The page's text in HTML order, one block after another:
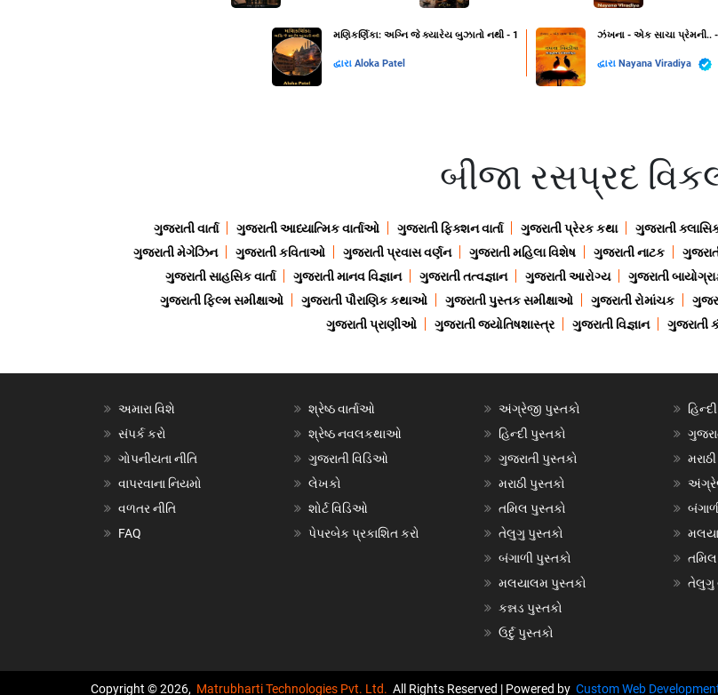
મણિકર્ણિકા: અગ્નિ જે ક્યારેય બુઝાતો નથી - 1
દ્વારા Aloka Patel
ઝંખના - એક સાચા પ્રેમની.. -
દ્વારા Nayana Viradiya
બીજા રસપ્રદ
ગુજરાતી વાર્તા ગુજરાતી આધ્યાત્મિક વાર્તાઓ ગુજરાતી ફિક્શન વાર્તા ગુજરાતી પ્રેરક કથા ગુજરાતી
ગુજરાતી મેગેઝિન
ગુજરાતી કવિતાઓ ગુજરાતી પ્રવાસ વર્ણન ગુજરાતી મહિલા વિશેષ ગુજરાતી નાટક
ગુજરાતી સાહસિક વાર્તા
ગુજરાતી માનવ વિજ્ઞાન ગુજરાતી તત્વજ્ઞાન ગુજરાતી આરોગ્ય ગુજરાતી
ગુજરાતી ફિલ્મ સમીક્ષાઓ
ગુજરાતી પૌરાણિક કથાઓ ગુજરાતી પુસ્તક સમીક્ષાઓ ગુજરાતી રોમાંચક
ગુજરાતી પ્રાણીઓ
ગુજરાતી જ્યોતિષશાસ્ત્ર ગુજરાતી વિજ્ઞાન ગુજરાતી
અમારા વિશે
સંપર્ક કરો
ગોપનીયતા નીતિ
વાપરવાના નિયમો
વળતર નીતિ
FAQ
શ્રેષ્ઠ વાર્તાઓ
શ્રેષ્ઠ નવલકથાઓ
ગુજરાતી વિડિઓ
લેખકો
શોર્ટ વિડિઓ
પેપરબેક પ્રકાશિત કરો
અંગ્રેજી પુસ્તકો
હિન્દી પુસ્તકો
ગુજરાતી પુસ્તકો
મરાઠી પુસ્તકો
તમિલ પુસ્તકો
તેલુગુ પુસ્તકો
બંગાળી પુસ્તકો
મલયાલમ પુસ્તકો
કન્નડ પુસ્તકો
ઉર્દુ પુસ્તકો
તમિલ
તેલુગુ
Copyright © 2026, Matrubharti Technologies Pvt. Ltd. All Rights Reserved | Powered by Custom Web